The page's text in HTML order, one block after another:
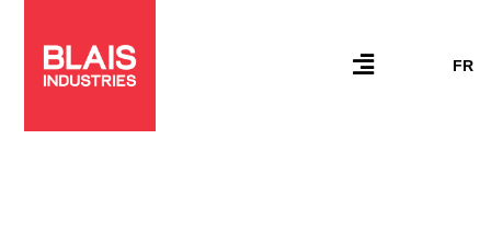
content
Flyout
FR